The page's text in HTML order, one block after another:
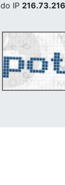
do IP